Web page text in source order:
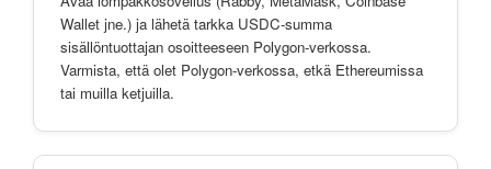
Wallet jne.) ja lähetä tarkka USDC-summa
sisällöntuottajan osoitteeseen Polygon-verkossa.
Varmista, että olet Polygon-verkossa, etkä Ethereumissa
tai muilla ketjuilla.